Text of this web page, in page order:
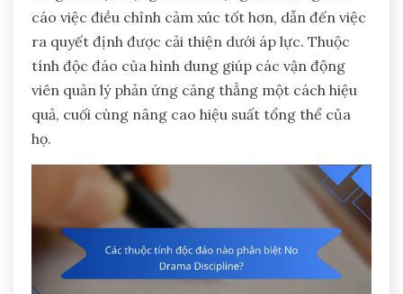
cáo việc điều chỉnh cảm xúc tốt hơn, dẫn đến việc
ra quyết định được cải thiện dưới áp lực. Thuộc
tính độc đáo của hình dung giúp các vận động
viên quản lý phản ứng căng thẳng một cách hiệu
quả, cuối cùng nâng cao hiệu suất tổng thể của
họ.